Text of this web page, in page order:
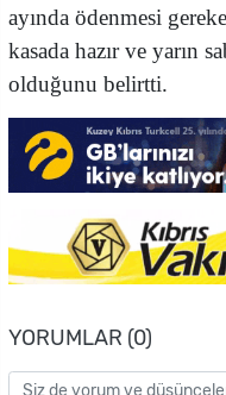
ayında ödenmesi
kasada hazır ve yarın
olduğunu belirtti.
YORUMLAR (0)